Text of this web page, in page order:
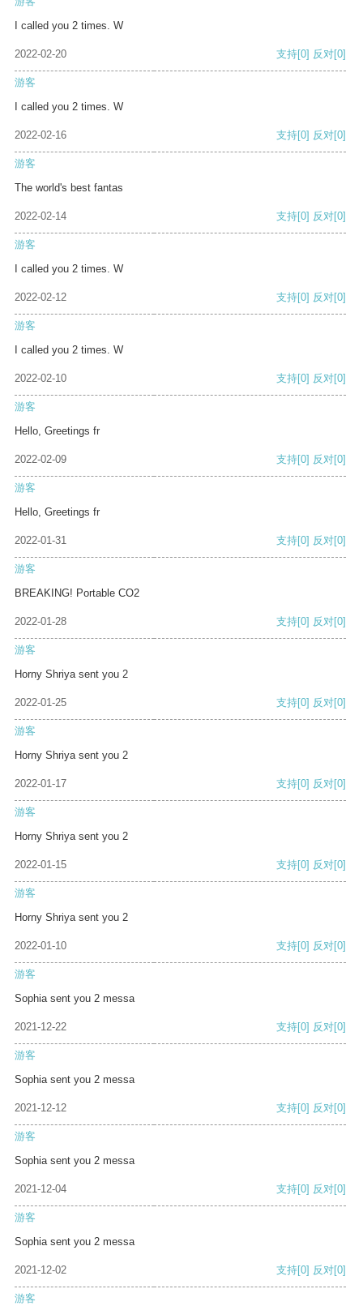
I called you 2 times. W
2022-02-20 支持[0] 反对[0]
游客
I called you 2 times. W
2022-02-16 支持[0] 反对[0]
游客
The world's best fantas
2022-02-14 支持[0] 反对[0]
游客
I called you 2 times. W
2022-02-12 支持[0] 反对[0]
游客
I called you 2 times. W
2022-02-10 支持[0] 反对[0]
游客
Hello, Greetings fr
2022-02-09 支持[0] 反对[0]
游客
Hello, Greetings fr
2022-01-31 支持[0] 反对[0]
游客
BREAKING! Portable CO2
2022-01-28 支持[0] 反对[0]
游客
Horny Shriya sent you 2
2022-01-25 支持[0] 反对[0]
游客
Horny Shriya sent you 2
2022-01-17 支持[0] 反对[0]
游客
Horny Shriya sent you 2
2022-01-15 支持[0] 反对[0]
游客
Horny Shriya sent you 2
2022-01-10 支持[0] 反对[0]
游客
Sophia sent you 2 messa
2021-12-22 支持[0] 反对[0]
游客
Sophia sent you 2 messa
2021-12-12 支持[0] 反对[0]
游客
Sophia sent you 2 messa
2021-12-04 支持[0] 反对[0]
游客
Sophia sent you 2 messa
2021-12-02 支持[0] 反对[0]
游客